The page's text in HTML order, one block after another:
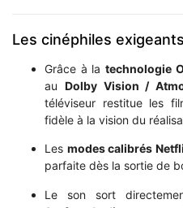
Les cinéphiles exigeants
Grâce à la technologie
au Dolby Vision /
téléviseur restitue les
fidèle à la vision du
Les modes calibrés
parfaite dès la sortie de
Le son sort